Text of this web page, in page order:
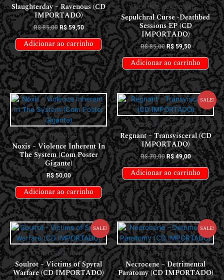
Slaughterday – Ravenous (CD
IMPORTADO)
R$85,00 R$59,50
Adicionar ao carrinho
CDS INTERNACIONAIS
Sepulchral Curse -Deathbed
Sessions EP (CD
IMPORTADO)
R$85,00 R$59,50
Adicionar ao carrinho
CDS NACIONAIS
Noxis – Violence Inherent In
The System (Com Poster
Gigante)
R$50,00
Adicionar ao carrinho
Sale!
CDS INTERNACIONAIS
Regnant – Transvisceral (CD
IMPORTADO)
R$70,00 R$49,00
Adicionar ao carrinho
Sale!
CDS INTERNACIONAIS
Soulrot – Victims of Spyral
Warfare (CD IMPORTADO)
Sale!
CDS INTERNACIONAIS
Necrocene – Detrimental
Paratomy (CD IMPORTADO)